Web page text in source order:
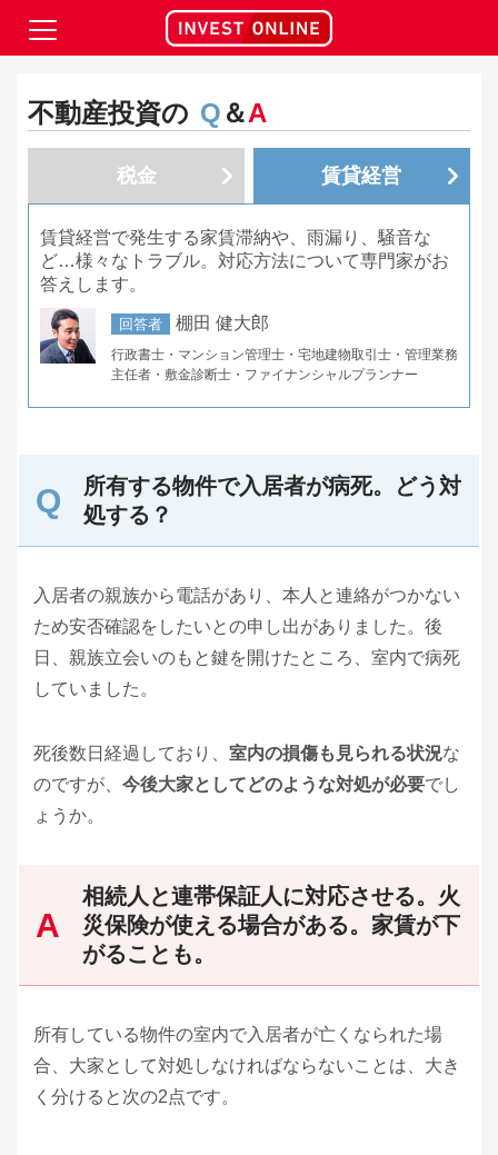
不動産投資の Q ＆A
税金 賃貸経営
賃貸経営で発生する家賃滞納や、雨漏り、騒音な
ど…様々なトラブル。対応方法について専門家がお
答えします。
回答者 棚田 健大郎
行政書士・マンション管理士・宅地建物取引士・管理業務
主任者・敷金診断士・ファイナンシャルプランナー
所有する物件で入居者が病死。どう対
処する？
入居者の親族から電話があり、本人と連絡がつかない
ため安否確認をしたいとの申し出がありました。後
日、親族立会いのもと鍵を開けたところ、室内で病死
していました。
死後数日経過しており、 室内の損傷も見られる状況な
のですが、 今後大家としてどのような対処が必要でし
ょうか。
相続人と連帯保証人に対応させる。火
災保険が使える場合がある。家賃が下
がることも。
所有している物件の室内で入居者が亡くなられた場
合、大家として対処しなければならないことは、大き
く分けると次の2点です。